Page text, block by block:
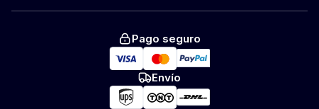
Pago seguro
Envío